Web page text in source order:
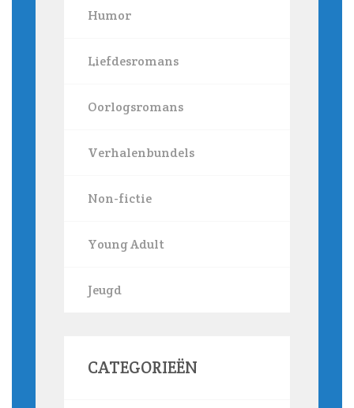
Humor
Liefdesromans
Oorlogsromans
Verhalenbundels
Non-fictie
Young Adult
Jeugd
CATEGORIEËN